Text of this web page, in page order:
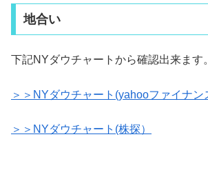
地合い
下記NYダウチャートから確認出来ます。
＞＞NYダウチャート(yahooファイナン
＞＞NYダウチャート(株探）